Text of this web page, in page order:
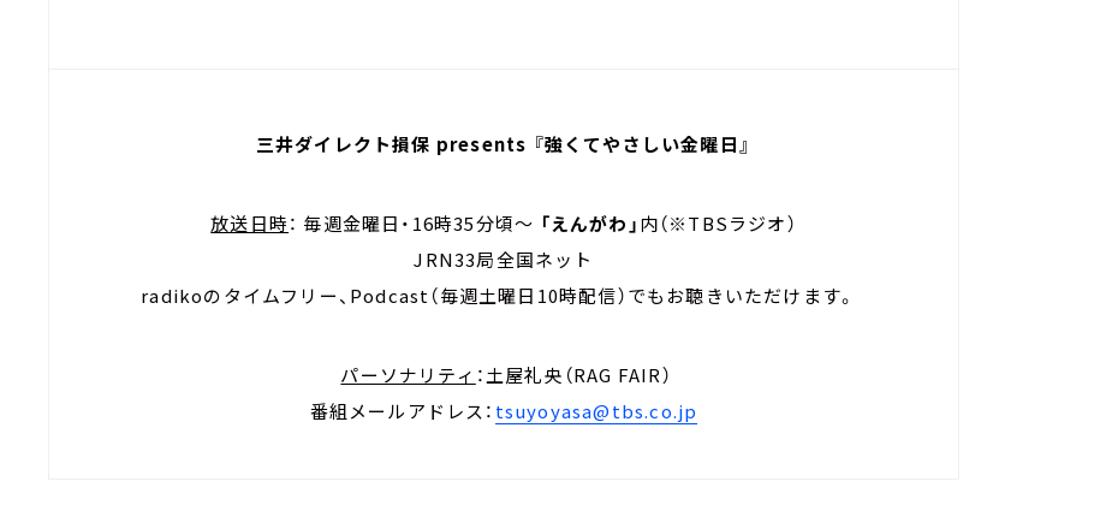
三井ダイレクト損保 presents 『強くてやさしい金曜日』
放送日時： 毎週金曜日・16時35分頃～ 「えんがわ」内（※TBSラジオ）
JRN33局全国ネット
radikoのタイムフリー、Podcast（毎週土曜日10時配信）でもお聴きいただけます。
パーソナリティ ：土屋礼央（RAG FAIR）
番組メールアドレス： tsuyoyasa@tbs.co.jp